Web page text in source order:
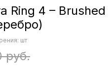
Ring 4 – Brushed
шт
руб.